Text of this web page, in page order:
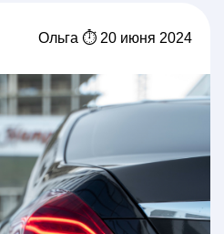
Ольга ⏱ 20 июня 2024